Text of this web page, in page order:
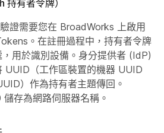
有者令牌）
證需要您在 BroadWorks 上啟用
。在註冊過程中，持有者令牌
用於識別設備。身分提供者 (IdP)
UUID（工作區裝置的機器 UUID
）作為持有者主題傳回。
存為網路伺服器名稱。